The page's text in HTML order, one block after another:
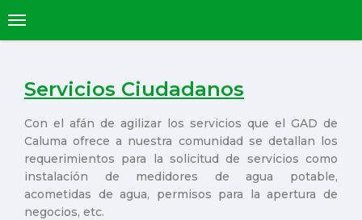
Servicios Ciudadanos
Con el afán de agilizar los servicios que el GAD de
Caluma ofrece a nuestra comunidad se detallan los
requerimientos para la solicitud de servicios como
instalación de medidores de agua potable,
acometidas de agua, permisos para la apertura de
negocios, etc.